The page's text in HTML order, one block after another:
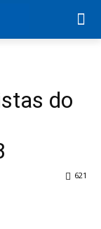
do
621